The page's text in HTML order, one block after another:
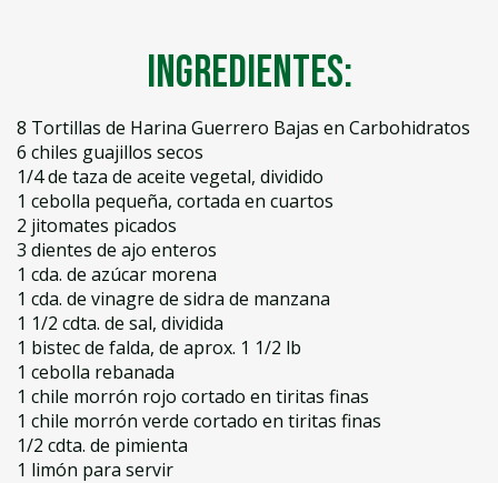
Ingredientes:
8 Tortillas de Harina Guerrero Bajas en Carbohidratos
6 chiles guajillos secos
1/4 de taza de aceite vegetal, dividido
1 cebolla pequeña, cortada en cuartos
2 jitomates picados
3 dientes de ajo enteros
1 cda. de azúcar morena
1 cda. de vinagre de sidra de manzana
1 1/2 cdta. de sal, dividida
1 bistec de falda, de aprox. 1 1/2 lb
1 cebolla rebanada
1 chile morrón rojo cortado en tiritas finas
1 chile morrón verde cortado en tiritas finas
1/2 cdta. de pimienta
1 limón para servir